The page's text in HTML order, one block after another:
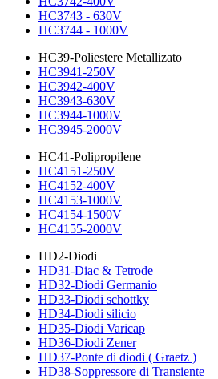
HC3743 - 630V
HC3744 - 1000V
HC39-Poliestere Metallizato
HC3941-250V
HC3942-400V
HC3943-630V
HC3944-1000V
HC3945-2000V
HC41-Polipropilene
HC4151-250V
HC4152-400V
HC4153-1000V
HC4154-1500V
HC4155-2000V
HD2-Diodi
HD31-Diac & Tetrode
HD32-Diodi Germanio
HD33-Diodi schottky
HD34-Diodi silicio
HD35-Diodi Varicap
HD36-Diodi Zener
HD37-Ponte di diodi ( Graetz )
HD38-Soppressore di Transiente